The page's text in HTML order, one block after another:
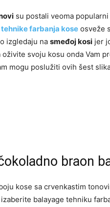
su postali veoma
farbanja kose osveže
izgledaju na smeđoj kosi jer
svoju kosu onda Vam
mogu poslužiti ovih šest
braon
kose sa crvenkastim
balayage tehniku